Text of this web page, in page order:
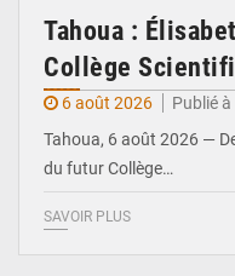
Tahoua :
Collège
6 août 2026
Publié
Tahoua, 6 août 2026 —
du futur Collège…
SAVOIR PLUS